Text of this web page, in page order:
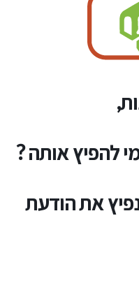
להפיץ אותה ?
את הודעת